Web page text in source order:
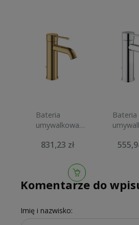
Bateria
umywalkowa
ESSENCE S bez
23589GL1
831,23 zł
Bateria
Komentarze do
Imię i nazwisko: